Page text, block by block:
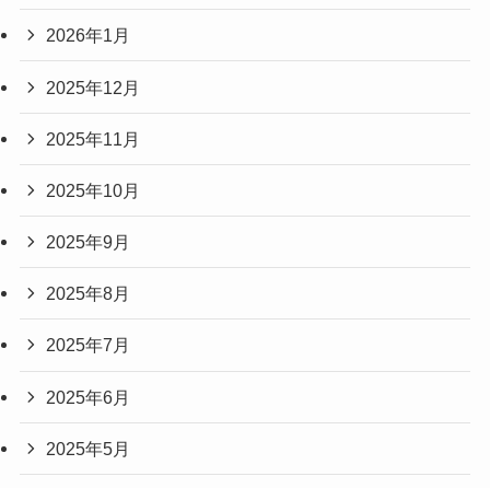
2026年1月
2025年12月
2025年11月
2025年10月
2025年9月
2025年8月
2025年7月
2025年6月
2025年5月